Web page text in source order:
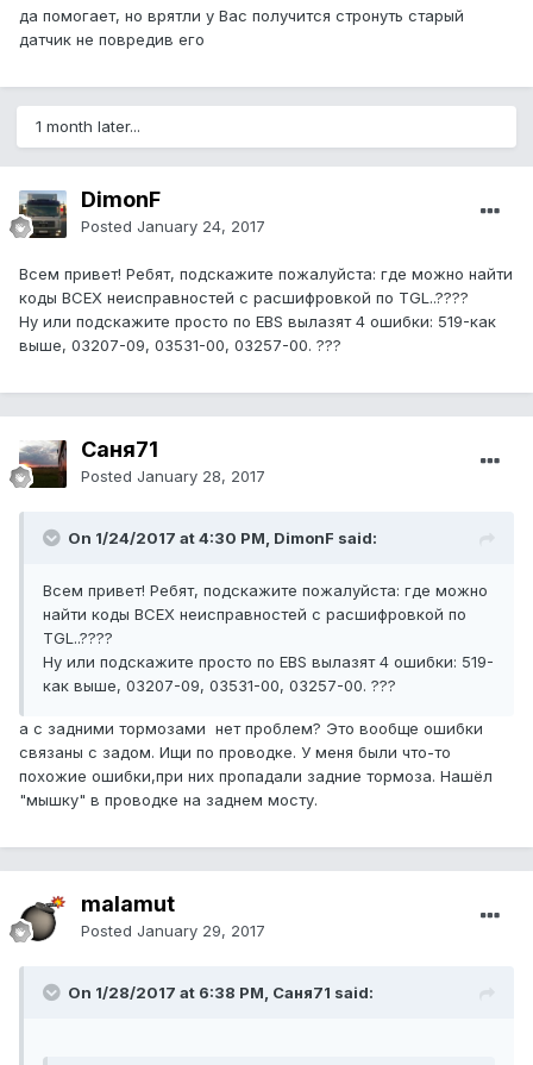
да помогает, но врятли у Вас получится стронуть старый
датчик не повредив его
1 month later...
DimonF
Posted January 24, 2017
Всем привет! Ребят, подскажите пожалуйста: где можно найти
коды ВСЕХ неисправностей с расшифровкой по TGL..????
Ну или подскажите просто по EBS вылазят 4 ошибки: 519-как
выше, 03207-09, 03531-00, 03257-00. ???
Саня71
Posted January 28, 2017
On 1/24/2017 at 4:30 PM, DimonF said:
Всем привет! Ребят, подскажите пожалуйста: где можно
найти коды ВСЕХ неисправностей с расшифровкой по
TGL..????
Ну или подскажите просто по EBS вылазят 4 ошибки: 519-
как выше, 03207-09, 03531-00, 03257-00. ???
а с задними тормозами нет проблем? Это вообще ошибки
связаны с задом. Ищи по проводке. У меня были что-то
похожие ошибки,при них пропадали задние тормоза. Нашёл
"мышку" в проводке на заднем мосту.
malamut
Posted January 29, 2017
On 1/28/2017 at 6:38 PM, Саня71 said: